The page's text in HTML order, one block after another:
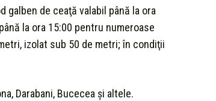
de ceaţă valabil până la ora
la ora 15:00 pentru numeroase
izolat sub 50 de metri; în condiţii
Darabani, Bucecea şi altele.